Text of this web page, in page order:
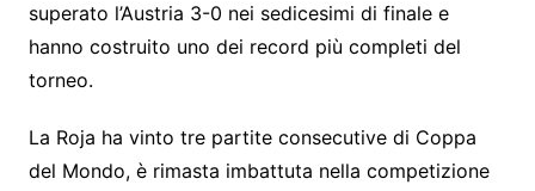
superato l’Austria 3-0 nei sedicesimi di finale e
hanno costruito uno dei record più completi del
torneo.
La Roja ha vinto tre partite consecutive di Coppa
del Mondo, è rimasta imbattuta nella competizione